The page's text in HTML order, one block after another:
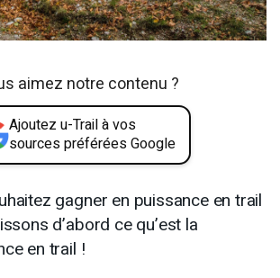
aimez notre contenu ?
Ajoutez u-Trail à vos
sources préférées Google
gagner en puissance en trail
d’abord ce qu’est la
en trail !